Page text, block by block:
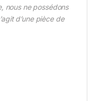
nous ne possédons
d’une pièce de